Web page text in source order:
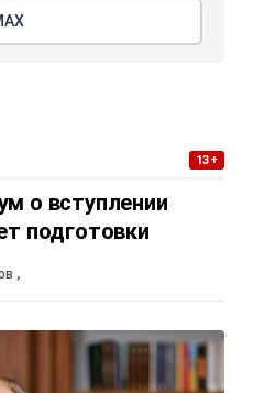
13+
о вступлении
подготовки
,